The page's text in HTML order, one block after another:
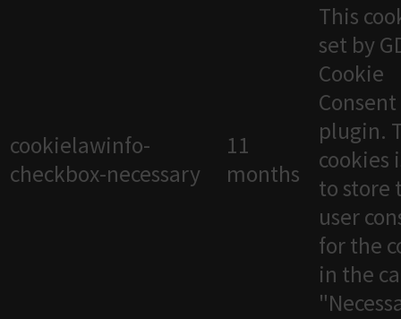
cookielawinfo-
checkbox-necessary
11
months
This
set by
Cookie
Consent
plugin.
cookies
to store
user
for the
in the